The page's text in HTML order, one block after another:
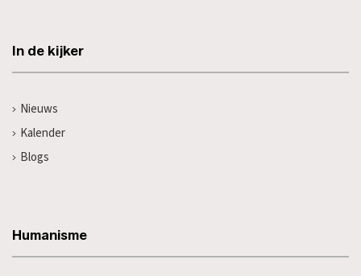
In de kijker
Nieuws
Kalender
Blogs
Humanisme